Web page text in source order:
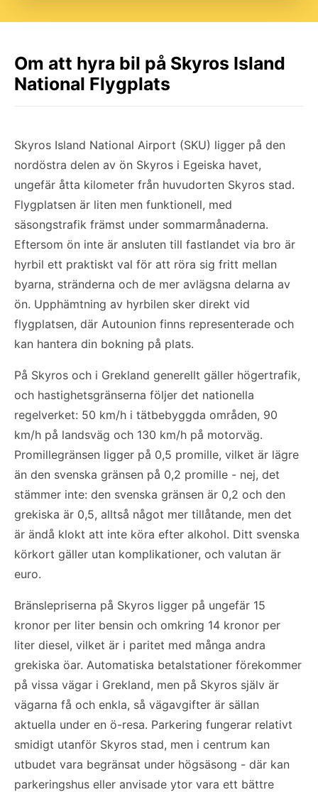
Om att hyra bil på Skyros Island
National Flygplats
Skyros Island National Airport (SKU) ligger på den
nordöstra delen av ön Skyros i Egeiska havet,
ungefär åtta kilometer från huvudorten Skyros stad.
Flygplatsen är liten men funktionell, med
säsongstrafik främst under sommarmånaderna.
Eftersom ön inte är ansluten till fastlandet via bro är
hyrbil ett praktiskt val för att röra sig fritt mellan
byarna, stränderna och de mer avlägsna delarna av
ön. Upphämtning av hyrbilen sker direkt vid
flygplatsen, där Autounion finns representerade och
kan hantera din bokning på plats.
På Skyros och i Grekland generellt gäller högertrafik,
och hastighetsgränserna följer det nationella
regelverket: 50 km/h i tätbebyggda områden, 90
km/h på landsväg och 130 km/h på motorväg.
Promillegränsen ligger på 0,5 promille, vilket är lägre
än den svenska gränsen på 0,2 promille - nej, det
stämmer inte: den svenska gränsen är 0,2 och den
grekiska är 0,5, alltså något mer tillåtande, men det
är ändå klokt att inte köra efter alkohol. Ditt svenska
körkort gäller utan komplikationer, och valutan är
euro.
Bränslepriserna på Skyros ligger på ungefär 15
kronor per liter bensin och omkring 14 kronor per
liter diesel, vilket är i paritet med många andra
grekiska öar. Automatiska betalstationer förekommer
på vissa vägar i Grekland, men på Skyros själv är
vägarna få och enkla, så vägavgifter är sällan
aktuella under en ö-resa. Parkering fungerar relativt
smidigt utanför Skyros stad, men i centrum kan
utbudet vara begränsat under högsäsong - där kan
parkeringshus eller anvisade ytor vara ett bättre